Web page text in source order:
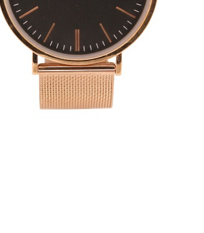
615
178
Oulm,Naviforce, D-